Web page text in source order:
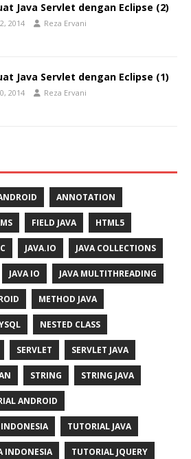
Java Servlet dengan Eclipse (2)
2014 Reza Ervani
Java Servlet dengan Eclipse (1)
2014 Reza Ervani
ANNOTATION
FIELD JAVA HTML5
JAVA.IO JAVA COLLECTIONS
JAVA IO JAVA MULTITHREADING
METHOD JAVA
NESTED CLASS
SERVLET SERVLET JAVA
STRING STRING JAVA
ANDROID
TUTORIAL JAVA
INDONESIA TUTORIAL JQUERY